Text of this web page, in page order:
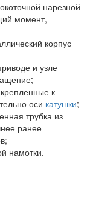
нарезной
момент,
корпус
и узле
к
оси катушки;
трубка из
ранее
намотки.